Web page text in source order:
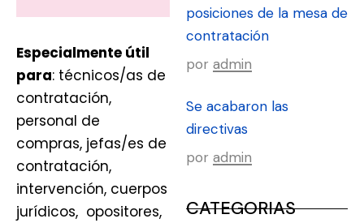
Especialmente útil
para: técnicos/as de
contratación,
personal de
compras, jefas/es de
contratación,
intervención, cuerpos
jurídicos, opositores,
posiciones de la mesa de
contratación
por admin
Se acabaron las
directivas
por admin
CATEGORIAS